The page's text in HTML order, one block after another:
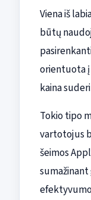
Viena iš
būtų
orientuota
kaina
Tokio tipo
vartotojus
šeimos